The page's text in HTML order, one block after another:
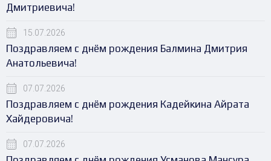
Дмитриевича!
15.07.2026
Поздравляем с днём рождения Балмина Дмитрия
Анатольевича!
07.07.2026
Поздравляем с днём рождения Кадейкина Айрата
Хайдеровича!
07.07.2026